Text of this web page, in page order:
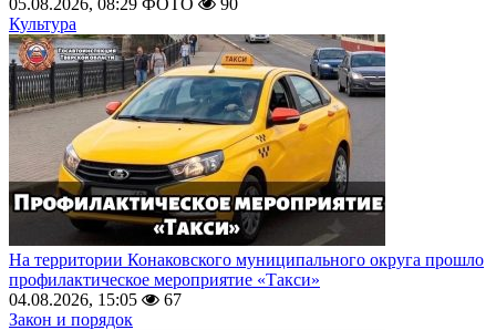
05.08.2026, 08:29 ФОТО
90
Культура
На территории Конаковского муниципального округа прошло
профилактическое мероприятие «Такси»
04.08.2026, 15:05
67
Закон и порядок